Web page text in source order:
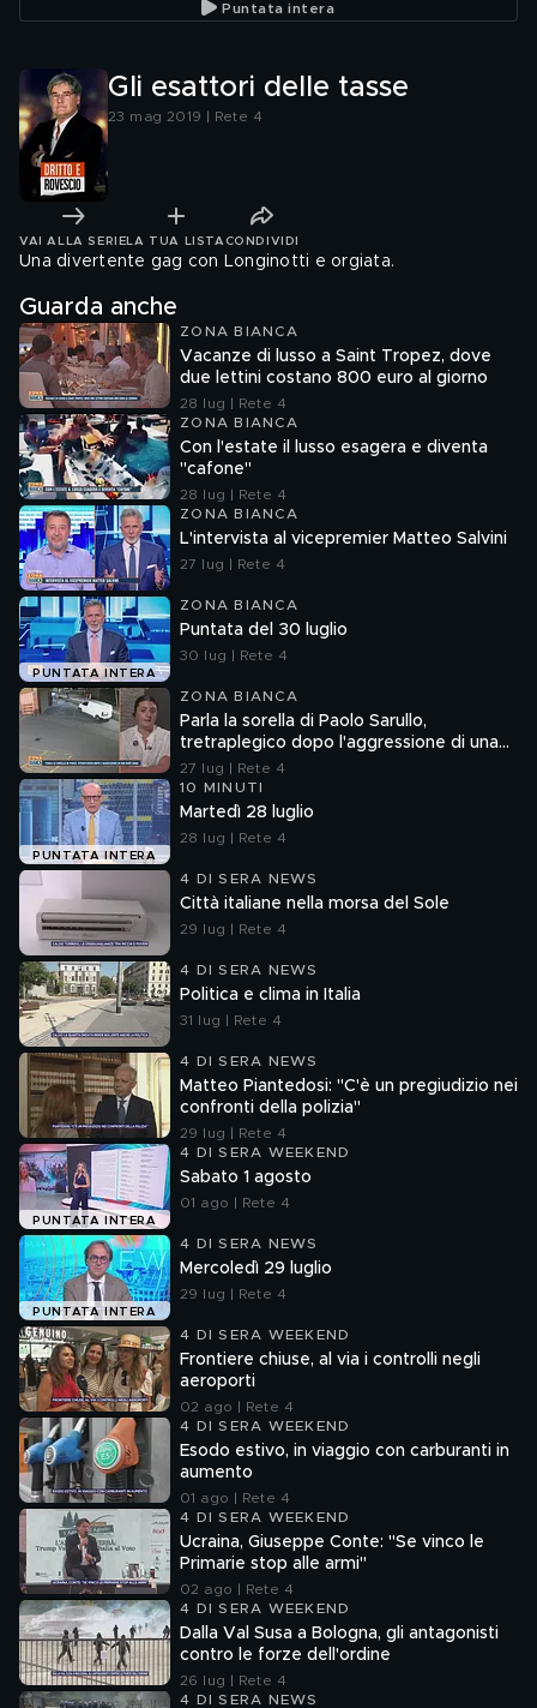
Puntata intera
Gli esattori delle tasse
23 mag 2019 | Rete 4
VAI ALLA SERIE LA TUA LISTA CONDIVIDI
Una divertente gag con Longinotti e orgiata.
Guarda anche
ZONA BIANCA
Vacanze di lusso a Saint Tropez, dove
due lettini costano 800 euro al giorno
28 lug | Rete 4
ZONA BIANCA
Con l'estate il lusso esagera e diventa
"cafone"
28 lug | Rete 4
ZONA BIANCA
L'intervista al vicepremier Matteo Salvini
27 lug | Rete 4
PUNTATA INTERA
ZONA BIANCA
Puntata del 30 luglio
30 lug | Rete 4
ZONA BIANCA
Parla la sorella di Paolo Sarullo,
tretraplegico dopo l'aggressione di una
baby gang
27 lug | Rete 4
PUNTATA INTERA
10 MINUTI
Martedì 28 luglio
28 lug | Rete 4
4 DI SERA NEWS
Città italiane nella morsa del Sole
29 lug | Rete 4
4 DI SERA NEWS
Politica e clima in Italia
31 lug | Rete 4
4 DI SERA NEWS
Matteo Piantedosi: "C'è un pregiudizio nei
confronti della polizia"
29 lug | Rete 4
PUNTATA INTERA
4 DI SERA WEEKEND
Sabato 1 agosto
01 ago | Rete 4
PUNTATA INTERA
4 DI SERA NEWS
Mercoledì 29 luglio
29 lug | Rete 4
4 DI SERA WEEKEND
Frontiere chiuse, al via i controlli negli
aeroporti
02 ago | Rete 4
4 DI SERA WEEKEND
Esodo estivo, in viaggio con carburanti in
aumento
01 ago | Rete 4
4 DI SERA WEEKEND
Ucraina, Giuseppe Conte: "Se vinco le
Primarie stop alle armi"
02 ago | Rete 4
4 DI SERA WEEKEND
Dalla Val Susa a Bologna, gli antagonisti
contro le forze dell'ordine
26 lug | Rete 4
4 DI SERA NEWS